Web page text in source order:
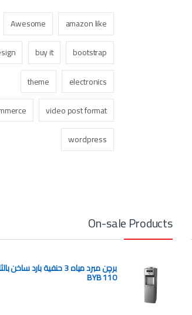
amazon like
Awesome
bootstrap
buy it
electronics
theme
video post format
wordpress
On-sale Products
برچن مبرد مياه 3 حنفية بارد
BYB 110